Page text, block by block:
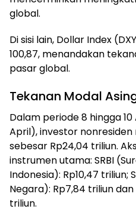
global.
Di sisi lain, Dollar Index
100,87, menandakan
pasar global.
Tekanan Modal
Dalam periode 8 hingga
April), investor
sebesar Rp24,04 triliun.
instrumen utama: SRBI
Indonesia): Rp10,47 triliun;
Negara): Rp7,84 triliun
triliun.